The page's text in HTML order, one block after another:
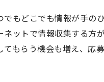
でもどこでも情報が手の
ネットで情報収集する方
てもらう機会も増え、応